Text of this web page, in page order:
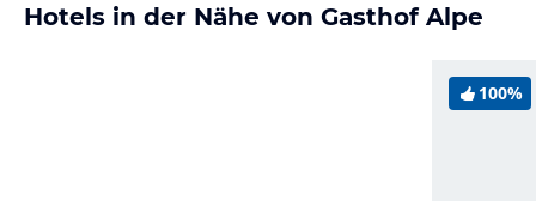
Hotels in der Nähe von Gasthof Alpe
100%